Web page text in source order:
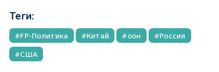
Теги:
FP-Политика Китай оон
Россия
США